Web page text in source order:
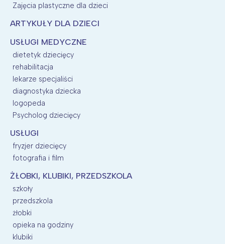
Zajęcia plastyczne dla dzieci
ARTYKUŁY DLA DZIECI
USŁUGI MEDYCZNE
dietetyk dziecięcy
rehabilitacja
lekarze specjaliści
diagnostyka dziecka
logopeda
Psycholog dziecięcy
USŁUGI
fryzjer dziecięcy
fotografia i film
ŻŁOBKI, KLUBIKI, PRZEDSZKOLA
szkoły
przedszkola
żłobki
opieka na godziny
klubiki